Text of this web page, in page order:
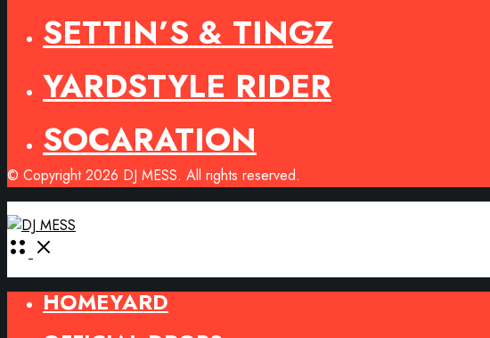
SETTIN’S & TINGZ
YARDSTYLE RIDER
SOCARATION
© Copyright 2026 DJ MESS. All rights reserved.
Open
HOMEYARD